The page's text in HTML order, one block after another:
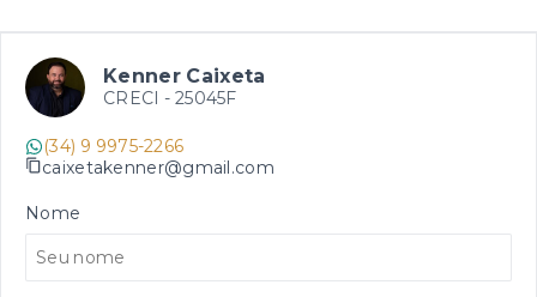
Kenner Caixeta
CRECI - 25045F
(34) 9 9975-2266
caixetakenner@gmail.com
Nome